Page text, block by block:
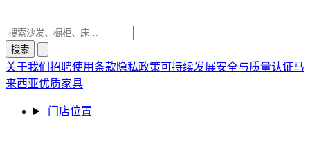
搜索
关于我们 招聘使用条款隐私政策可持续发展安全与质量认证马
来西亚优质家具
门店位置